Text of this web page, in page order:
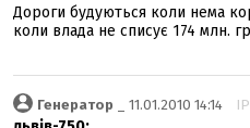
Дороги будуються коли нема
коли влада не списує 174 млн.
Генератор _ 11.01.2010 14:14